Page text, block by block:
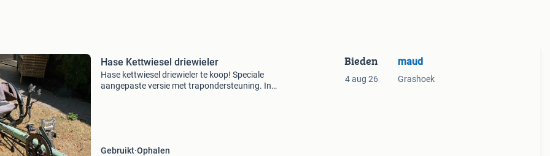
Hase Kettwiesel driewieler
Hase kettwiesel driewieler te koop! Speciale
aangepaste versie met trapondersteuning. In
Gebruikt Ophalen
Bieden
4 aug 26
maud
Grashoek